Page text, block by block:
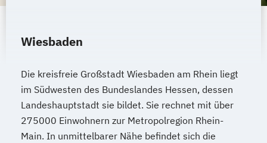
Wiesbaden
Die kreisfreie Großstadt Wiesbaden am Rhein liegt
im Südwesten des Bundeslandes Hessen, dessen
Landeshauptstadt sie bildet. Sie rechnet mit über
275000 Einwohnern zur Metropolregion Rhein-
Main. In unmittelbarer Nähe befindet sich die